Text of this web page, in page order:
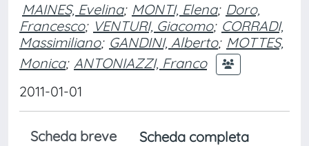
MAINES, Evelina; MONTI, Elena; Doro,
Francesco; VENTURI, Giacomo; CORRADI,
Massimiliano; GANDINI, Alberto; MOTTES,
Monica; ANTONIAZZI, Franco
2011-01-01
Scheda breve
Scheda completa